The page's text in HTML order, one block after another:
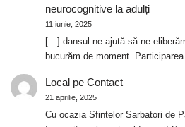
neurocognitive la adulți
11 iunie, 2025
[…] dansul ne ajută să ne
bucurăm de moment.
Localpe Contact
21 aprilie, 2025
Cu ocazia Sfintelor Sarbatori de